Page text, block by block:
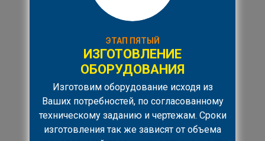
ЭТАП ПЯТЫЙ
ИЗГОТОВЛЕНИЕ
ОБОРУДОВАНИЯ
Изготовим оборудование исходя из
Ваших потребностей, по согласованному
техническому заданию и чертежам. Сроки
изготовления так же зависят от объема